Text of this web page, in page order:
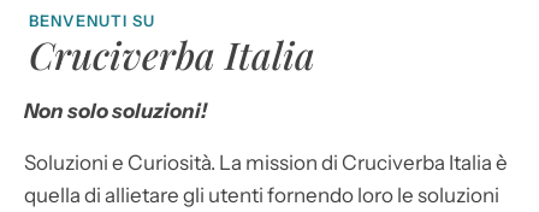
BENVENUTI SU
Cruciverba Italia
Non solo soluzioni!
Soluzioni e Curiosità. La mission di Cruciverba Italia è
quella di allietare gli utenti fornendo loro le soluzioni